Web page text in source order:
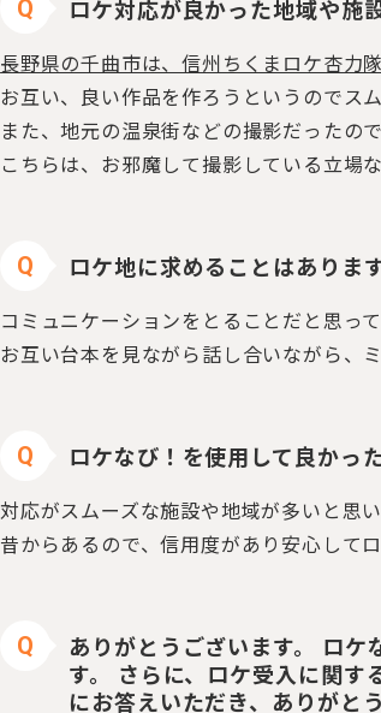
Q ロケ対応が良かった地域や施
長野県の千曲市は、信州ちくまロケ杏力
お互い、良い作品を作ろうというのでス
また、地元の温泉街などの撮影だったの
こちらは、お邪魔して撮影している立場
Q ロケ地に求めることはありま
コミュニケーションをとることだと思って
お互い台本を見ながら話し合いながら、
Q ロケなび！を使用して良かっ
対応がスムーズな施設や地域が多いと思い
昔からあるので、信用度があり安心して
Q
ありがとうございます。 ロ
す。 さらに、ロケ受入に関す
にお答えいただき、ありがと